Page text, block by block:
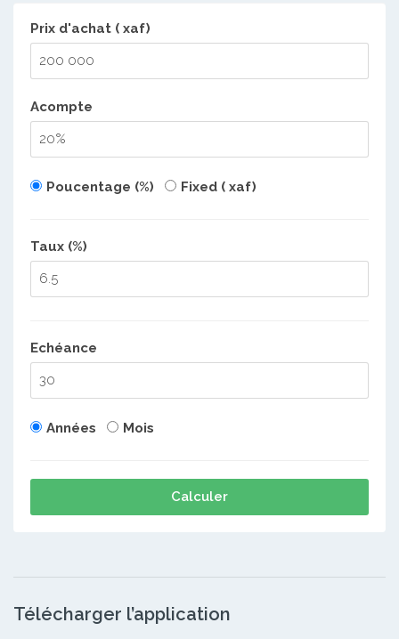
Prix d'achat ( xaf)
Acompte
Poucentage (%) Fixed ( xaf)
Taux (%)
Echéance
Années Mois
Calculer
Télécharger l’application